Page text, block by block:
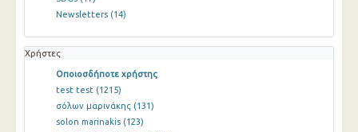
Newsletters (14)
Χρήστες
Οποιοσδήποτε χρήστης
test test (1215)
σόλων μαρινάκης (131)
solon marinakis (123)